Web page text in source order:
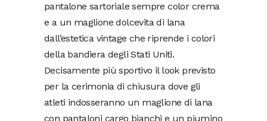
pantalone sartoriale sempre color crema
e a un maglione dolcevita di lana
dall’estetica vintage che riprende i colori
della bandiera degli Stati Uniti.
Decisamente più sportivo il look previsto
per la cerimonia di chiusura dove gli
atleti indosseranno un maglione di lana
con pantaloni cargo bianchi e un piumino